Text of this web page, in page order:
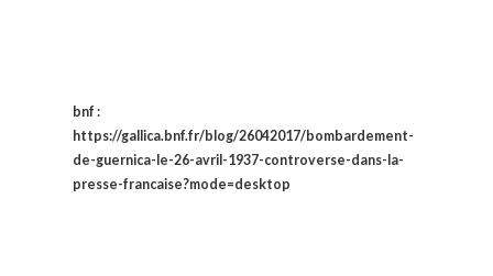
bnf :
https://gallica.bnf.fr/blog/26042017/bombardement-
de-guernica-le-26-avril-1937-controverse-dans-la-
presse-francaise?mode=desktop